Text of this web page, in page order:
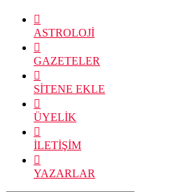
ASTROLOJİ
GAZETELER
SİTENE EKLE
ÜYELİK
İLETİŞİM
YAZARLAR